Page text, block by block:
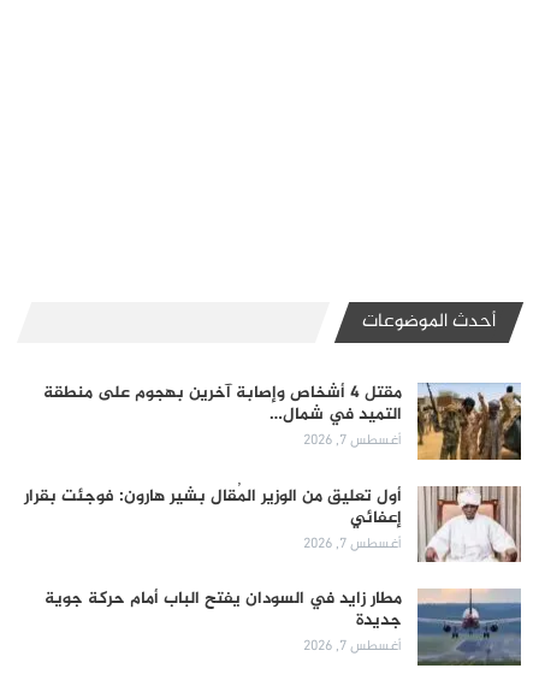
أحدث الموضوعات
مقتل 4 أشخاص وإصابة آخرين بهجوم على منطقة
التميد في شمال…
أغسطس 7, 2026
أول تعليق من الوزير المُقال بشير هارون: فوجئت بقرار
إعفائي
أغسطس 7, 2026
مطار زايد في السودان يفتح الباب أمام حركة جوية
جديدة
أغسطس 7, 2026